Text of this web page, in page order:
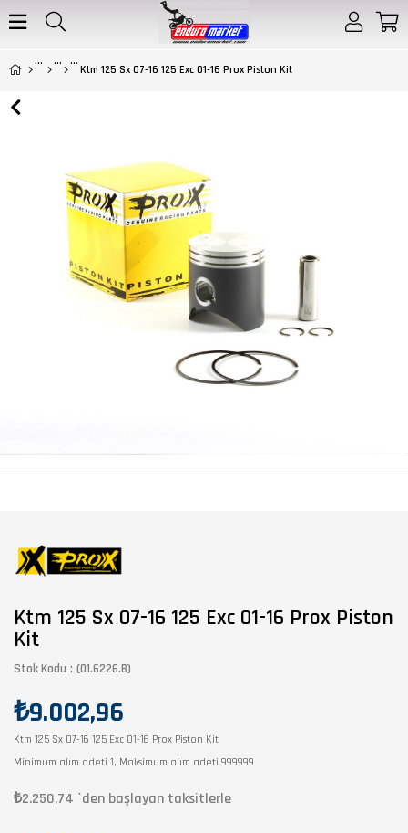
Ktm 125 Sx 07-16 125 Exc 01-16 Prox Piston Kit
Ktm 125 Sx 07-16 125 Exc 01-16 Prox Piston
Kit
Stok Kodu (01.6226.B)
₺9.002,96
Ktm 125 Sx 07-16 125 Exc 01-16 Prox Piston Kit
Minimum alım adeti 1, Maksimum alım adeti 999999
₺2.250,74 `den başlayan taksitlerle